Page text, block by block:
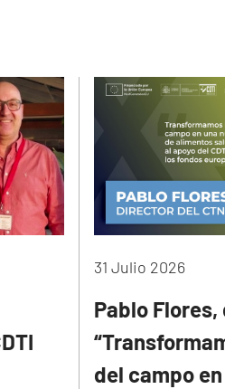
31 Julio 2026
Pablo
del campo